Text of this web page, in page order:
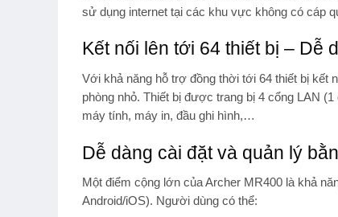
sử dụng internet tại các khu vực không có cáp
Kết nối lên tới 64 thiết bị – Dễ
Với khả năng hỗ trợ đồng thời tới 64 thiết bị kết
phòng nhỏ. Thiết bị được trang bị 4 cổng LAN (1
máy tính, máy in, đầu ghi hình,…
Dễ dàng cài đặt và quản lý
Một điểm cộng lớn của Archer MR400 là khả
Android/iOS). Người dùng có thể: